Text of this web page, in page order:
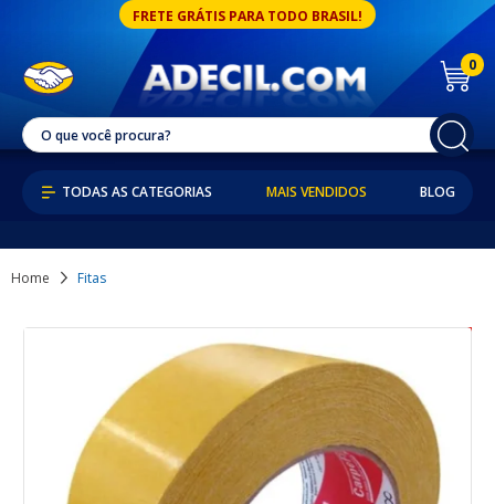
FRETE GRÁTIS PARA TODO BRASIL!
0
MAIS VENDIDOS BLOG
Home Fitas